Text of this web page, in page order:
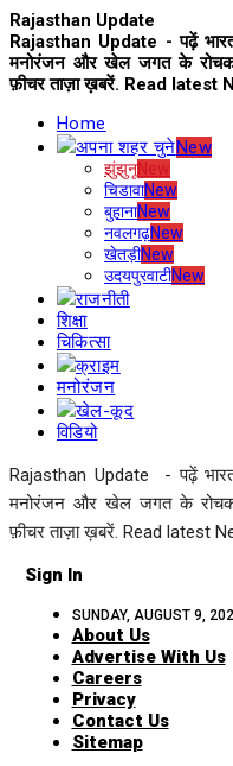
Rajasthan Update
Rajasthan Update - पढ़ें भारत
मनोरंजन और खेल जगत के रोचक
फ़ीचर ताज़ा ख़बरें. Read latest
Home
अपना शहर चुनेNew
झुंझुनूNew
चिडावाNew
बुहानाNew
नवलगढ़New
खेतड़ीNew
उदयपुरवाटीNew
राजनीती
शिक्षा
चिकित्सा
क्राइम
मनोरंजन
खेल-कूद
विडियो
Rajasthan Update - पढ़ें भारत
मनोरंजन और खेल जगत के रोचक
फ़ीचर ताज़ा ख़बरें. Read latest
Sign In
SUNDAY, AUGUST 9,
About Us
Advertise With Us
Careers
Privacy
Contact Us
Sitemap